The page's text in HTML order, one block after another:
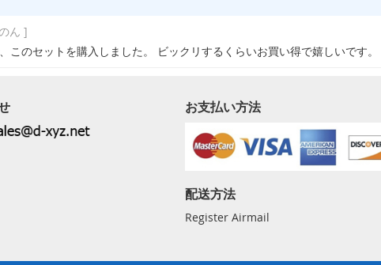
ん ]
このセットを購入しました。 ビックリするくらいお買い得で嬉しいです。
お支払い方法
配送方法
Register Airmail